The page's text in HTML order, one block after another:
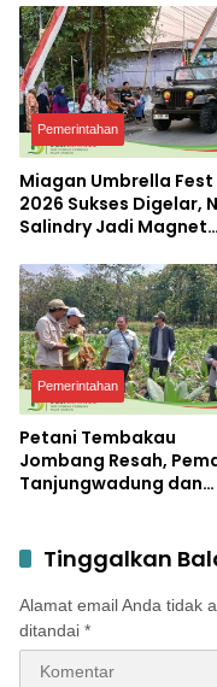
dengan Potensi Desa
Pemerintahan
Miagan Umbrella Fest
2026 Sukses Digelar,
Salindry Jadi Magnet
Pemerintahan
Petani Tembakau
Jombang Resah,
Tanjungwadung dan
Tinggalkan
Alamat email Anda tidak
ditandai *